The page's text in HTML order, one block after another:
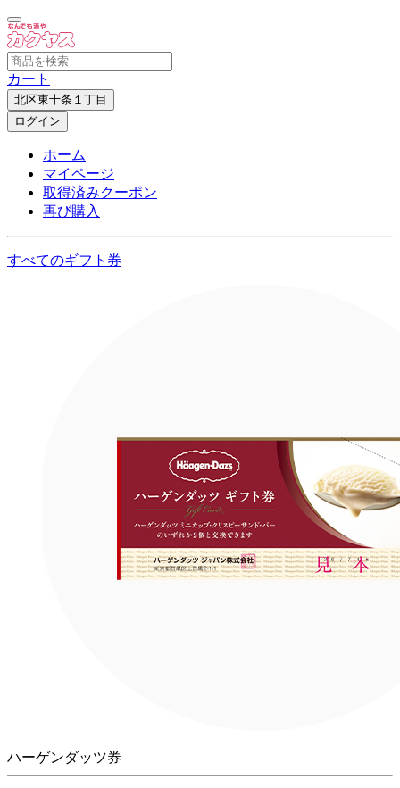
カート
北区東十条１丁目
ログイン
ホーム
マイページ
取得済みクーポン
再び購入
すべてのギフト券
ハーゲンダッツ券